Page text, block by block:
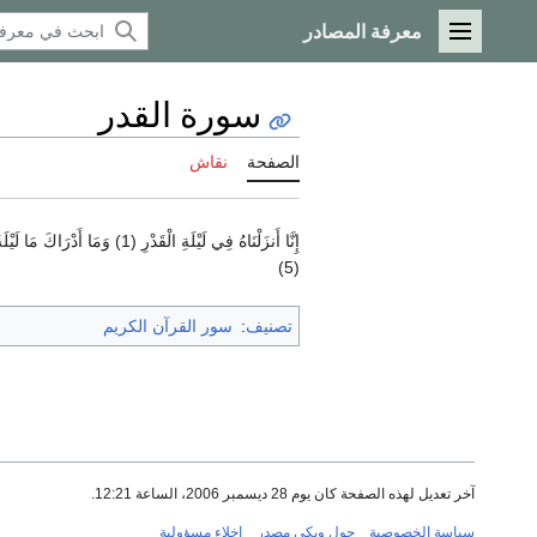
القائمة الرئيسية
معرفة المصادر
سورة القدر
الصفحة نقاش
(5)
تصنيف: سور القرآن الكريم
آخر تعديل لهذه الصفحة كان يوم 28 ديسمبر 2006، الساعة 12:21.
سياسة الخصوصية حول ويكي مصدر إخلاء مسؤولية